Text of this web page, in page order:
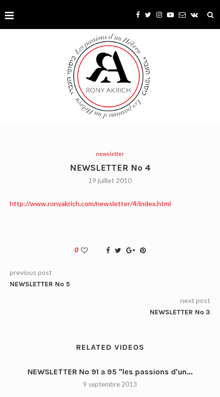
newsletter
NEWSLETTER No 4
19 juillet 2010
http://www.ronyakrich.com/newsletter/4/index.html
0
previous post
NEWSLETTER No 5
next post
NEWSLETTER No 3
RELATED VIDEOS
NEWSLETTER No 91 a 95 "les passions d'un...
9 septembre 2013